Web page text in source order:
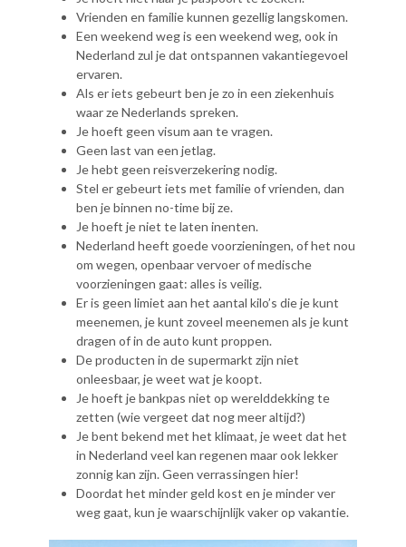
Vrienden en familie kunnen gezellig langskomen.
Een weekend weg is een weekend weg, ook in
Nederland zul je dat ontspannen vakantiegevoel
ervaren.
Als er iets gebeurt ben je zo in een ziekenhuis
waar ze Nederlands spreken.
Je hoeft geen visum aan te vragen.
Geen last van een jetlag.
Je hebt geen reisverzekering nodig.
Stel er gebeurt iets met familie of vrienden, dan
ben je binnen no-time bij ze.
Je hoeft je niet te laten inenten.
Nederland heeft goede voorzieningen, of het nou
om wegen, openbaar vervoer of medische
voorzieningen gaat: alles is veilig.
Er is geen limiet aan het aantal kilo’s die je kunt
meenemen, je kunt zoveel meenemen als je kunt
dragen of in de auto kunt proppen.
De producten in de supermarkt zijn niet
onleesbaar, je weet wat je koopt.
Je hoeft je bankpas niet op werelddekking te
zetten (wie vergeet dat nog meer altijd?)
Je bent bekend met het klimaat, je weet dat het
in Nederland veel kan regenen maar ook lekker
zonnig kan zijn. Geen verrassingen hier!
Doordat het minder geld kost en je minder ver
weg gaat, kun je waarschijnlijk vaker op vakantie.